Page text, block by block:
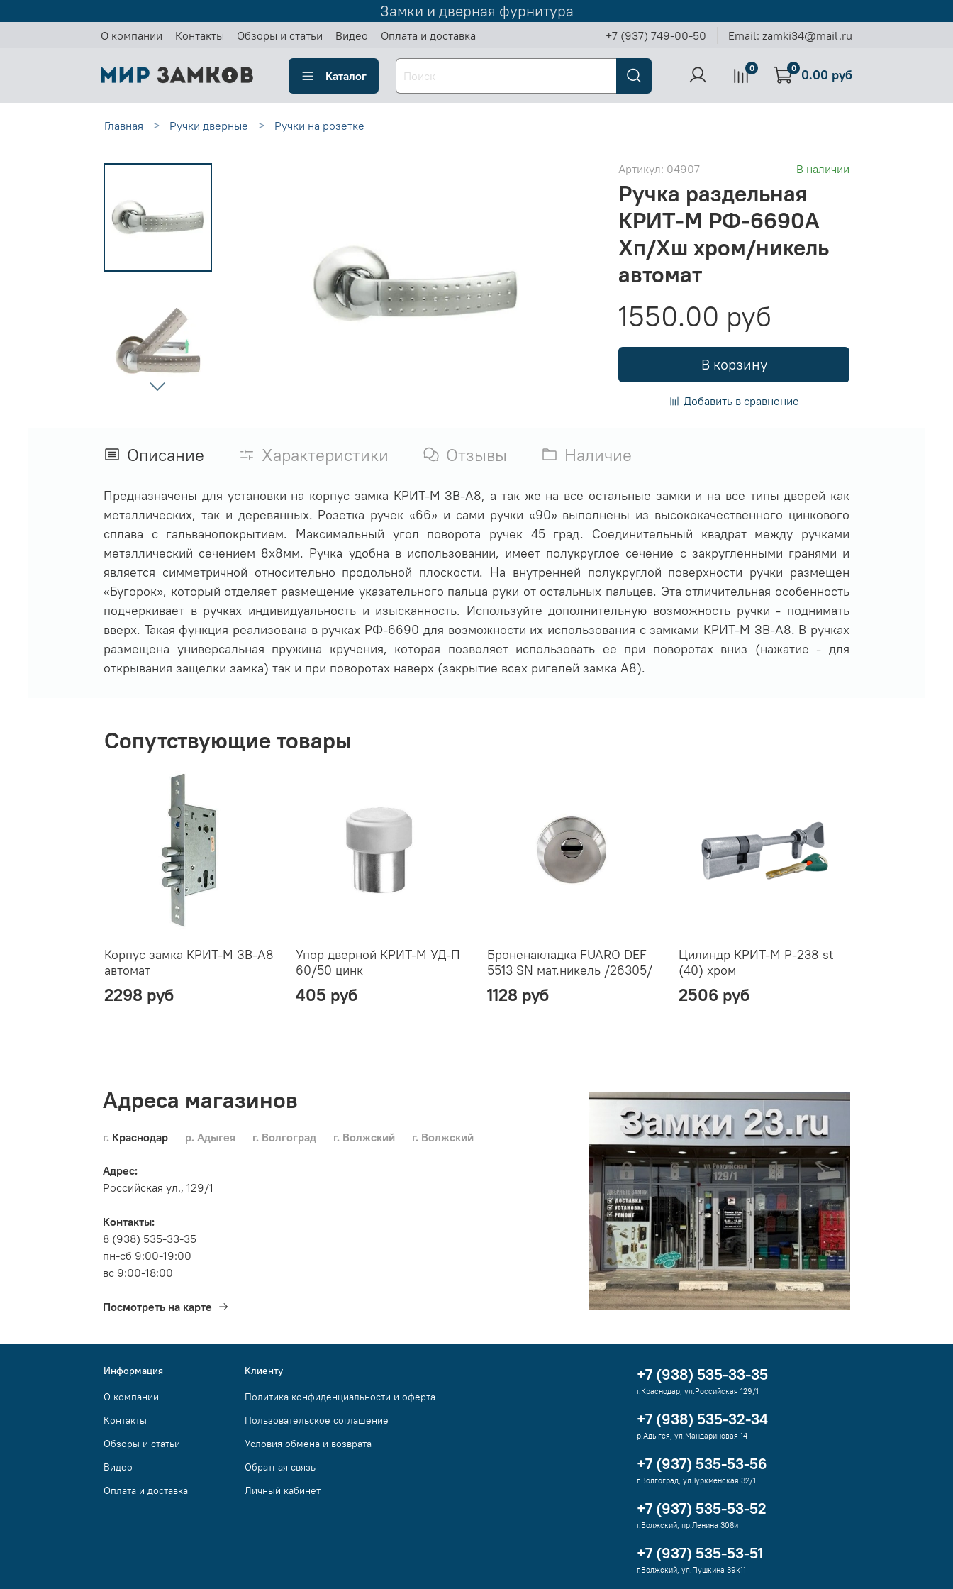
Замки и дверная фурнитура
О компании Контакты Обзоры и статьи Видео Оплата и доставка +7 (937) 749-00-50 Email: zamki34@mail.ru
Каталог
0 0 0.00 руб
Главная Ручки дверные Ручки на розетке
Артикул: 04907 В наличии
Ручка раздельная
КРИТ-М РФ-6690А
Хп/Хш хром/никель
автомат
1550.00 руб
В корзину
Добавить в сравнение
Описание Характеристики Отзывы Наличие
Предназначены для установки на корпус замка КРИТ-М ЗВ-А8, а так же на все остальные замки и на все типы дверей как
металлических, так и деревянных. Розетка ручек «66» и сами ручки «90» выполнены из высококачественного цинкового
сплава с гальванопокрытием. Максимальный угол поворота ручек 45 град. Соединительный квадрат между ручками
металлический сечением 8х8мм. Ручка удобна в использовании, имеет полукруглое сечение с закругленными гранями и
является симметричной относительно продольной плоскости. На внутренней полукруглой поверхности ручки размещен
«Бугорок», который отделяет размещение указательного пальца руки от остальных пальцев. Эта отличительная особенность
подчеркивает в ручках индивидуальность и изысканность. Используйте дополнительную возможность ручки - поднимать
вверх. Такая функция реализована в ручках РФ-6690 для возможности их использования с замками КРИТ-М ЗВ-А8. В ручках
размещена универсальная пружина кручения, которая позволяет использовать ее при поворотах вниз (нажатие - для
открывания защелки замка) так и при поворотах наверх (закрытие всех ригелей замка А8).
Сопутствующие товары
Корпус замка КРИТ-М ЗВ-А8
автомат
2298 руб
Упор дверной КРИТ-М УД-П
60/50 цинк
405 руб
Броненакладка FUARO DEF
5513 SN мат.никель /26305/
1128 руб
Цилиндр КРИТ-М Р-238 st
(40) хром
2506 руб
Адреса магазинов
г. Краснодар р. Адыгея г. Волгоград г. Волжский г. Волжский
Адрес:
Российская ул., 129/1
Контакты:
8 (938) 535-33-35
пн-сб 9:00-19:00
вс 9:00-18:00
Посмотреть на карте
Информация
О компании
Контакты
Обзоры и статьи
Видео
Оплата и доставка
Клиенту
Политика конфиденциальности и оферта
Пользовательское соглашение
Условия обмена и возврата
Обратная связь
Личный кабинет
+7 (938) 535-33-35
г.Краснодар, ул.Российская 129/1
+7 (938) 535-32-34
р.Адыгея, ул.Мандариновая 14
+7 (937) 535-53-56
г.Волгоград, ул.Туркменская 32/1
+7 (937) 535-53-52
г.Волжский, пр.Ленина 308и
+7 (937) 535-53-51
г.Волжский, ул.Пушкина 39к11